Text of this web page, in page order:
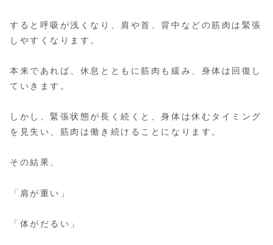
すると呼吸が浅くなり、肩や首、背中などの筋肉は緊張
しやすくなります。
本来であれば、休息とともに筋肉も緩み、身体は回復し
ていきます。
しかし、緊張状態が長く続くと、身体は休むタイミング
を見失い、筋肉は働き続けることになります。
その結果、
「肩が重い」
「体がだるい」